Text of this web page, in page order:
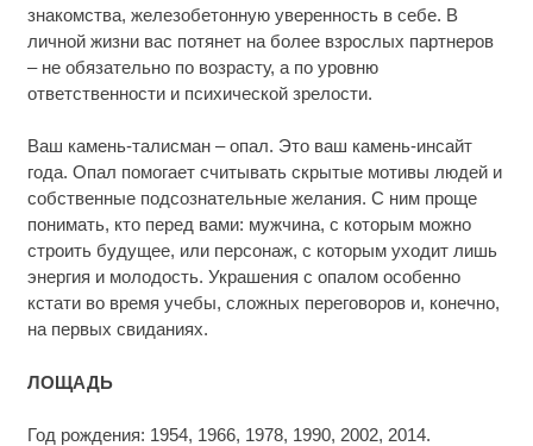
знакомства, железобетонную уверенность в себе. В
личной жизни вас потянет на более взрослых партнеров
– не обязательно по возрасту, а по уровню
ответственности и психической зрелости.
Ваш камень-талисман – опал. Это ваш камень-инсайт
года. Опал помогает считывать скрытые мотивы людей и
собственные подсознательные желания. С ним проще
понимать, кто перед вами: мужчина, с которым можно
строить будущее, или персонаж, с которым уходит лишь
энергия и молодость. Украшения с опалом особенно
кстати во время учебы, сложных переговоров и, конечно,
на первых свиданиях.
ЛОЩАДЬ
Год рождения: 1954, 1966, 1978, 1990, 2002, 2014.